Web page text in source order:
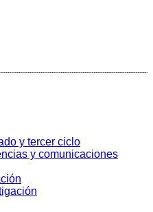
y tercer ciclo
y comunicaciones